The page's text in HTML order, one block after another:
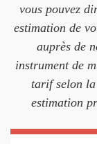
vous pouvez
estimation de
auprès de
instrument de
tarif selon
estimation